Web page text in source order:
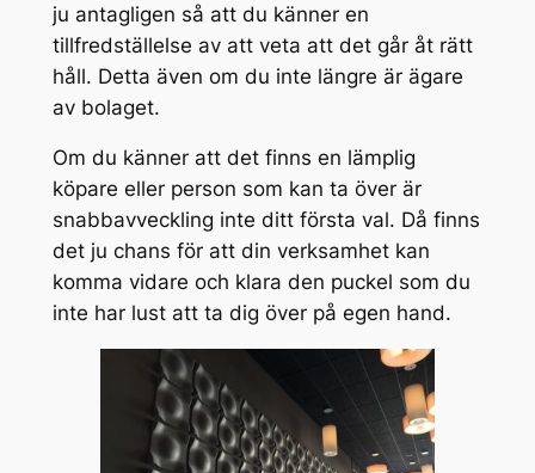
ju antagligen så att du känner en
tillfredställelse av att veta att det går åt rätt
håll. Detta även om du inte längre är ägare
av bolaget.
Om du känner att det finns en lämplig
köpare eller person som kan ta över är
snabbavveckling inte ditt första val. Då finns
det ju chans för att din verksamhet kan
komma vidare och klara den puckel som du
inte har lust att ta dig över på egen hand.